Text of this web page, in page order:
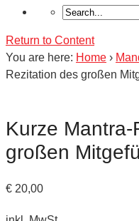
Return to Content
You are here: Home ›
Rezitation des großen
Kurze
großen
€ 20,00